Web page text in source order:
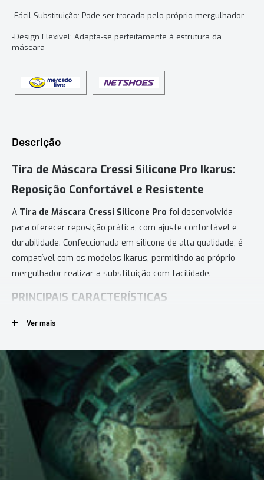
-Fácil Substituição: Pode ser trocada pelo próprio mergulhador
-Design Flexível: Adapta-se perfeitamente à estrutura da
máscara
Descrição
Tira de Máscara Cressi Silicone Pro Ikarus:
Reposição Confortável e Resistente
A Tira de Máscara Cressi Silicone Pro foi desenvolvida
para oferecer reposição prática, com ajuste confortável e
durabilidade. Confeccionada em silicone de alta qualidade, é
compatível com os modelos Ikarus, permitindo ao próprio
mergulhador realizar a substituição com facilidade.
PRINCIPAIS CARACTERÍSTICAS
Silicone Resistente:
Tamanho Único:Compatível com os modelos Ikarus
Fácil Substituição:Pode ser trocada pelo próprio
mergulhador
Design Flexível: Adapta-se perfeitamente à estrutura da
máscara
ESPECIFICAÇÕES TÉCNICAS
Composição:
Silicone
Ver mais